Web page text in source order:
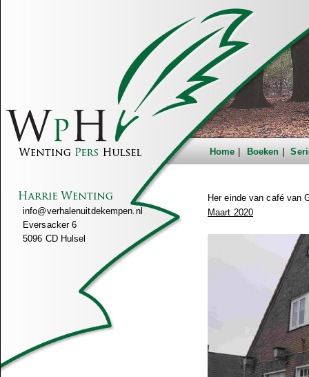
Home Boeken
info@verhalenuitdekempen.nl
Eversacker 6
5096 CD Hulsel
Her einde van café van
Maart 2020